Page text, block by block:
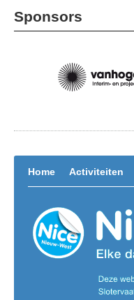
Sponsors
Home Activiteiten